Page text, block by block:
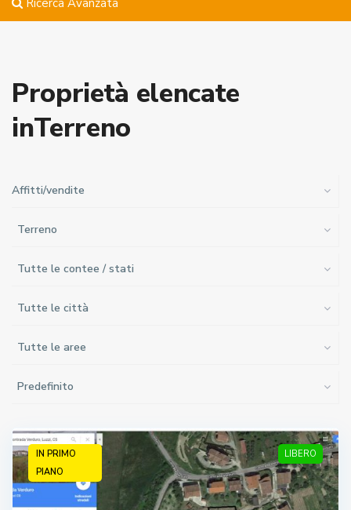
Ricerca Avanzata
Proprietà elencate
inTerreno
Affitti/vendite
Terreno
Tutte le contee / stati
Tutte le città
Tutte le aree
Predefinito
IN PRIMO
PIANO
LIBERO